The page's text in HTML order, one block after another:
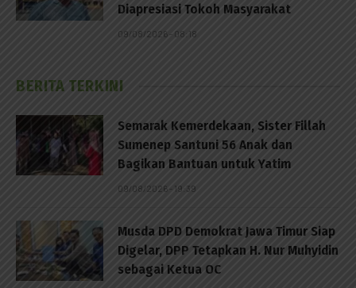
Diapresiasi Tokoh Masyarakat
09/08/2026 - 08:18
BERITA TERKINI
Semarak Kemerdekaan, Sister Fillah
Sumenep Santuni 56 Anak dan
Bagikan Bantuan untuk Yatim
09/08/2026 - 19:39
Musda DPD Demokrat Jawa Timur Siap
Digelar, DPP Tetapkan H. Nur Muhyidin
sebagai Ketua OC